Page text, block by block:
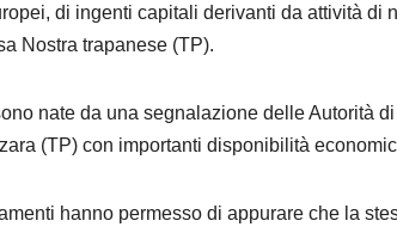
di ingenti capitali derivanti da attività di
Nostra trapanese (TP).
nate da una segnalazione delle Autorità
(TP) con importanti disponibilità
hanno permesso di appurare che la